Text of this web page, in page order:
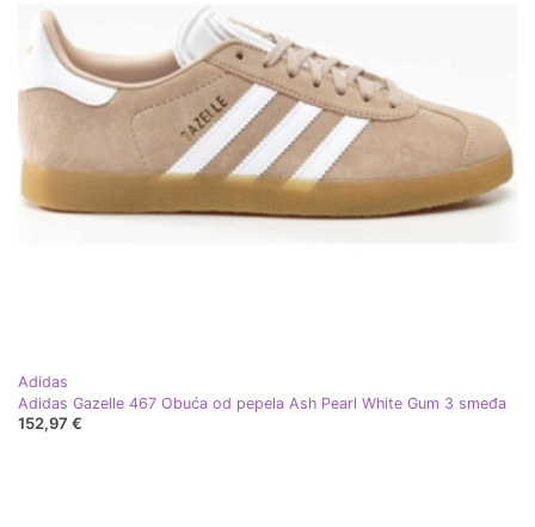
Adidas
Adidas Gazelle 467 Obuća od pepela Ash Pearl White Gum 3 smeđa
152,97 €